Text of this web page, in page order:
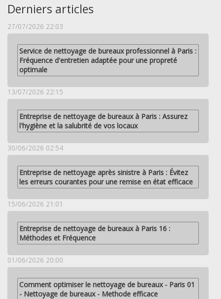
Derniers articles
27/07/2026 22:03
Service de nettoyage de bureaux professionnel à Paris :
Fréquence d'entretien adaptée pour une propreté
optimale
13/07/2026 22:15
Entreprise de nettoyage de bureaux à Paris : Assurez
l'hygiène et la salubrité de vos locaux
30/06/2026 02:54
Entreprise de nettoyage après sinistre à Paris : Évitez
les erreurs courantes pour une remise en état efficace
15/06/2026 21:01
Entreprise de nettoyage de bureaux à Paris 16 :
Méthodes et Fréquence
01/06/2026 20:00
Comment optimiser le nettoyage de bureaux - Paris 01
- Nettoyage de bureaux - Methode efficace